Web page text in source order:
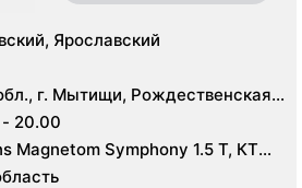
Ярославский
г. Мытищи, Рождественская
20.00
Magnetom Symphony 1.5 Т, КТ
16 срезов, УЗИ Philips